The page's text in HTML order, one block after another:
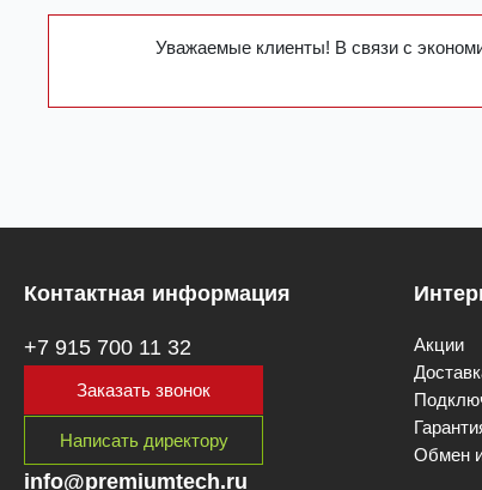
Уважаемые клиенты! В связи с
Контактная информация
+7 915 700 11 32
Заказать звонок
Написать директору
info@premiumtech.ru
Акции
Обмен